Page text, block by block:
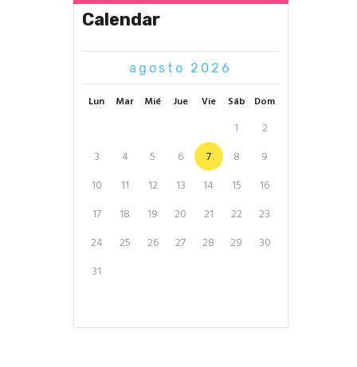
Calendar
agosto 2026
Lun Mar Mié Jue Vie Sáb Dom
1
2
3
4 5 6 7 8
9
10
11 12 13 14 15
16
17
18 19 20 21 22
23
24
25 26 27 28 29
30
31